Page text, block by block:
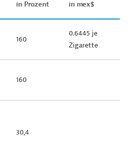
in Prozent
in mex$
160
0.6445 je
Zigarette
160
30,4